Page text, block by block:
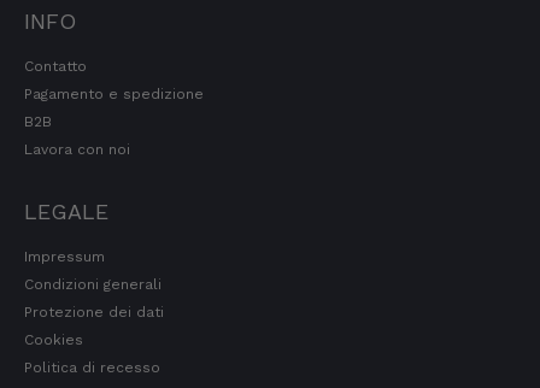
INFO
Contatto
Pagamento e spedizione
B2B
Lavora con noi
LEGALE
Impressum
Condizioni generali
Protezione dei dati
Cookies
Politica di recesso